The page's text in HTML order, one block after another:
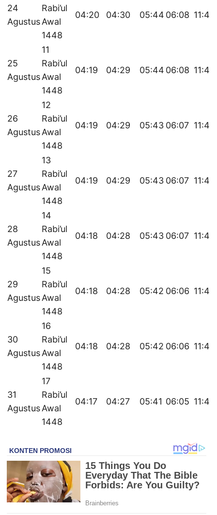
24
Agustus
Rabi’ul
Awal
1448
04:20 04:30 05:44 06:08 11:46
25
Agustus
11
Rabi’ul
Awal
1448
04:19 04:29 05:44 06:08 11:46
26
Agustus
12
Rabi’ul
Awal
1448
04:19 04:29 05:43 06:07 11:46
27
Agustus
13
Rabi’ul
Awal
1448
04:19 04:29 05:43 06:07 11:45
28
Agustus
14
Rabi’ul
Awal
1448
04:18 04:28 05:43 06:07 11:45
29
Agustus
15
Rabi’ul
Awal
1448
04:18 04:28 05:42 06:06 11:45
30
Agustus
16
Rabi’ul
Awal
1448
04:18 04:28 05:42 06:06 11:44
31
Agustus
17
Rabi’ul
Awal
1448
04:17 04:27 05:41 06:05 11:44